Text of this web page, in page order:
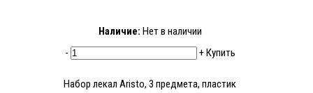
Наличие: Нет в наличии
-
+Купить
Набор лекал Aristo, 3 предмета, пластик